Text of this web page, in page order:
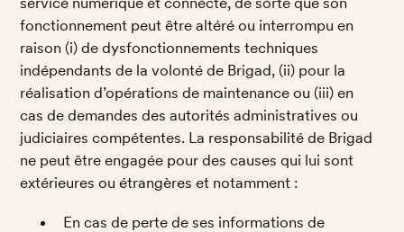
fonctionnement peut être altéré ou interrompu en
raison (i) de dysfonctionnements techniques
indépendants de la volonté de Brigad, (ii) pour la
réalisation d’opérations de maintenance ou (iii) en
cas de demandes des autorités administratives ou
judiciaires compétentes. La responsabilité de Brigad
ne peut être engagée pour des causes qui lui sont
extérieures ou étrangères et notamment :
En cas de perte de ses informations de